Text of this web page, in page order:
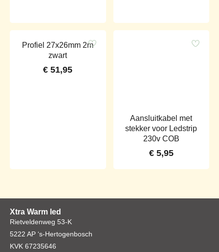
Profiel 27x26mm 2m
zwart
€ 51,95
Aansluitkabel met
stekker voor Ledstrip
230v COB
€5,95
Xtra Warm led
Rietveldenweg 53-K
5222 AP ‘s-Hertogenbosch
KVK 67235646